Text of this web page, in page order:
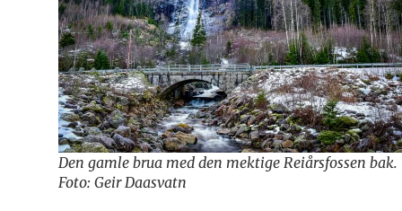
Den gamle brua med den mektige Reiårsfossen bak.
Foto: Geir Daasvatn